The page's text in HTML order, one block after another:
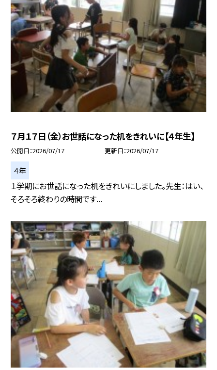
７月１７日（金）お世話になった机をきれいに【４年生】
公開日 2026/07/17 更新日 2026/07/17
４年
１学期にお世話になった机をきれいにしました。先生：はい、
そろそろ終わりの時間です...